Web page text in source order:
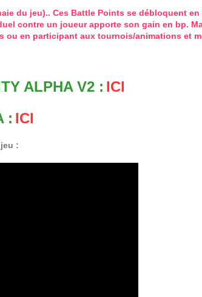
du jeu).. Ces Battle Points se débloquent
contre un joueur apporte son gain en bp.
en participant aux tournois/animations et
ALPHA V2 : ICI
: ICI
: